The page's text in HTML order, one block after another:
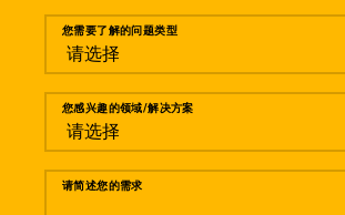
您需要了解的问题类型
您感兴趣的领域/解决方案
请简述您的需求